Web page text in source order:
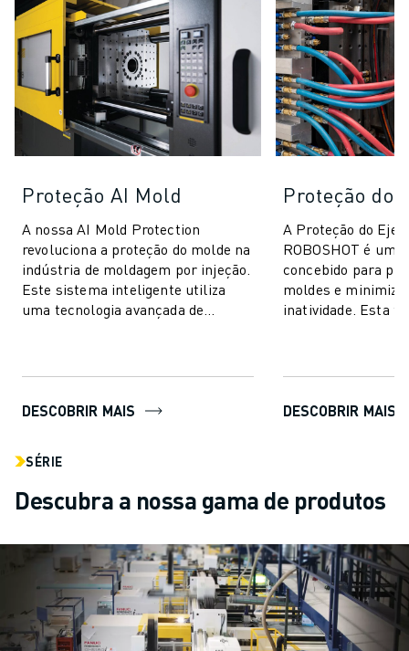
Proteção AI Mold
A nossa AI Mold Protection
revoluciona a proteção do molde na
indústria de moldagem por injeção.
Este sistema inteligente utiliza
uma tecnologia avançada de
DESCOBRIR MAIS
Proteção do
A Proteção do
ROBOSHOT é um
concebido para
moldes e
inatividade. Esta
DESCOBRIR MAIS
SÉRIE
Descubra a nossa gama de produtos